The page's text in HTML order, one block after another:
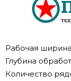
Рабочая ширина
Глубина
Количество